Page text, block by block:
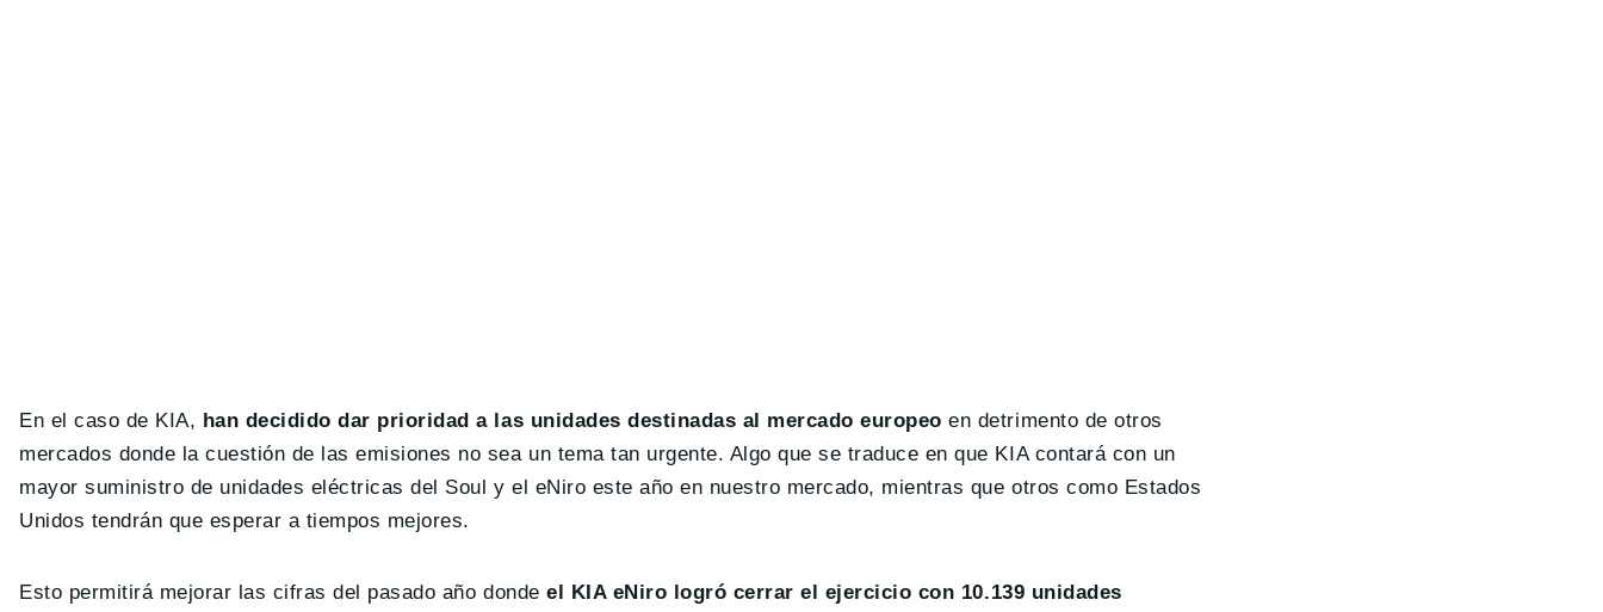
En el caso de KIA, han decidido dar prioridad a las unidades destinadas al mercado europeo en detrimento de otros
mercados donde la cuestión de las emisiones no sea un tema tan urgente. Algo que se traduce en que KIA contará con un
mayor suministro de unidades eléctricas del Soul y el eNiro este año en nuestro mercado, mientras que otros como Estados
Unidos tendrán que esperar a tiempos mejores.
Esto permitirá mejorar las cifras del pasado año donde el KIA eNiro logró cerrar el ejercicio con 10.139 unidades